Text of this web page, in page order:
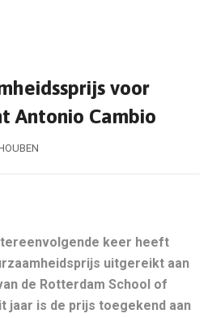
voor
Antonio Cambio
keer heeft
uitgereikt aan
de Rotterdam School of
jaar is de prijs toegekend aan